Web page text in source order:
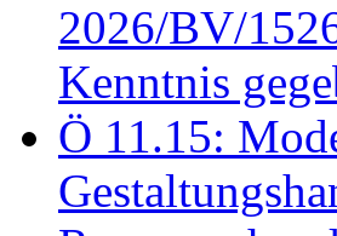
2026/BV/
Kenntnis
Ö 11.15: